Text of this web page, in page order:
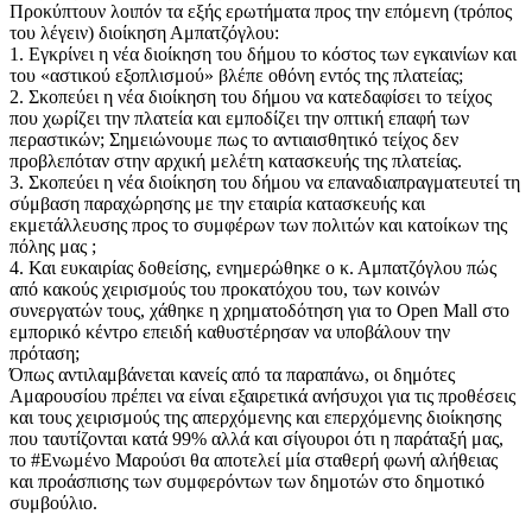
Προκύπτουν λοιπόν τα εξής ερωτήματα προς την επόμενη (τρόπος
του λέγειν) διοίκηση Αμπατζόγλου:
1. Εγκρίνει η νέα διοίκηση του δήμου το κόστος των εγκαινίων και
του «αστικού εξοπλισμού» βλέπε οθόνη εντός της πλατείας;
2. Σκοπεύει η νέα διοίκηση του δήμου να κατεδαφίσει το τείχος
που χωρίζει την πλατεία και εμποδίζει την οπτική επαφή των
περαστικών; Σημειώνουμε πως το αντιαισθητικό τείχος δεν
προβλεπόταν στην αρχική μελέτη κατασκευής της πλατείας.
3. Σκοπεύει η νέα διοίκηση του δήμου να επαναδιαπραγματευτεί τη
σύμβαση παραχώρησης με την εταιρία κατασκευής και
εκμετάλλευσης προς το συμφέρων των πολιτών και κατοίκων της
πόλης μας ;
4. Και ευκαιρίας δοθείσης, ενημερώθηκε ο κ. Αμπατζόγλου πώς
από κακούς χειρισμούς του προκατόχου του, των κοινών
συνεργατών τους, χάθηκε η χρηματοδότηση για το Open Mall στο
εμπορικό κέντρο επειδή καθυστέρησαν να υποβάλουν την
πρόταση;
Όπως αντιλαμβάνεται κανείς από τα παραπάνω, οι δημότες
Αμαρουσίου πρέπει να είναι εξαιρετικά ανήσυχοι για τις προθέσεις
και τους χειρισμούς της απερχόμενης και επερχόμενης διοίκησης
που ταυτίζονται κατά 99% αλλά και σίγουροι ότι η παράταξή μας,
το #Ενωμένο Μαρούσι θα αποτελεί μία σταθερή φωνή αλήθειας
και προάσπισης των συμφερόντων των δημοτών στο δημοτικό
συμβούλιο.